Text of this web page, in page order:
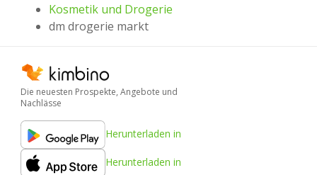
Kosmetik und Drogerie
dm drogerie markt
Die neuesten Prospekte, Angebote und
Nachlässe
Herunterladen in
Herunterladen in